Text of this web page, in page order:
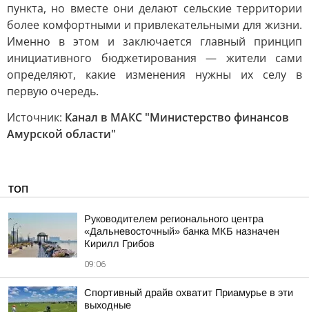
пункта, но вместе они делают сельские территории
более комфортными и привлекательными для жизни.
Именно в этом и заключается главный принцип
инициативного бюджетирования — жители сами
определяют, какие изменения нужны их селу в
первую очередь.
Источник: Канал в МАКС "Министерство финансов
Амурской области"
ТОП
Руководителем регионального центра
«Дальневосточный» банка МКБ назначен
Кирилл Грибов
09:06
Спортивный драйв охватит Приамурье в эти
выходные